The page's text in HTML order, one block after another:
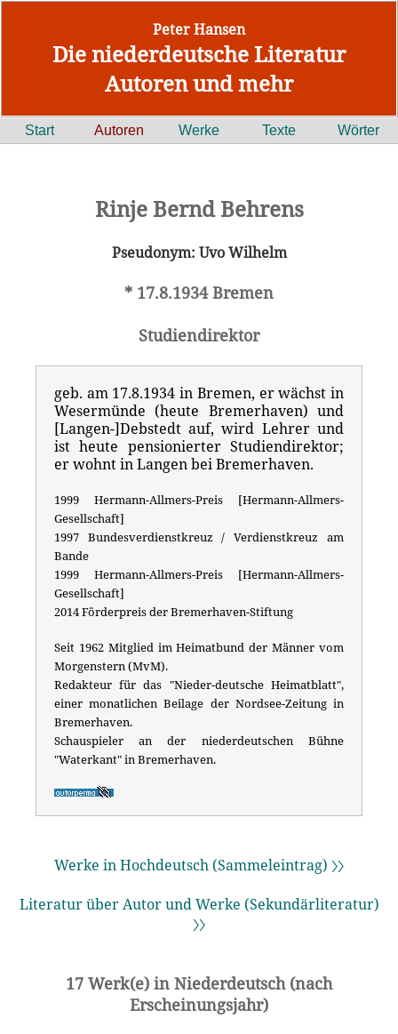
Peter Hansen
Die niederdeutsche Literatur
Autoren und mehr
Start Autoren Werke Texte Wörter
Rinje Bernd Behrens
Pseudonym: Uvo Wilhelm
* 17.8.1934 Bremen
Studiendirektor
geb. am 17.8.1934 in Bremen, er wächst in
Wesermünde (heute Bremerhaven) und
[Langen-]Debstedt auf, wird Lehrer und
ist heute pensionierter Studiendirektor;
er wohnt in Langen bei Bremerhaven.
1999 Hermann-Allmers-Preis [Hermann-Allmers-
Gesellschaft]
1997 Bundesverdienstkreuz / Verdienstkreuz am
Bande
1999 Hermann-Allmers-Preis [Hermann-Allmers-
Gesellschaft]
2014 Förderpreis der Bremerhaven-Stiftung
Seit 1962 Mitglied im Heimatbund der Männer vom
Morgenstern (MvM).
Redakteur für das "Nieder-deutsche Heimatblatt",
einer monatlichen Beilage der Nordsee-Zeitung in
Bremerhaven.
Schauspieler an der niederdeutschen Bühne
"Waterkant" in Bremerhaven.
Werke in Hochdeutsch (Sammeleintrag) 〉〉
Literatur über Autor und Werke (Sekundärliteratur)
〉〉
17 Werk(e) in Niederdeutsch (nach
Erscheinungsjahr)